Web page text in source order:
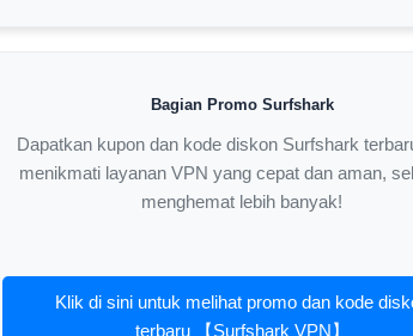
Bagian Promo Surfshark
Dapatkan kupon dan kode diskon Surfshark
menikmati layanan VPN yang cepat dan aman,
menghemat lebih banyak!
Klik di sini untuk melihat promo dan kode
terbaru 【Surfshark VPN】